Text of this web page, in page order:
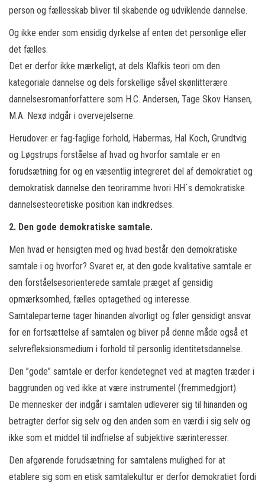
person og fællesskab bliver til skabende og udviklende dannelse.
Og ikke ender som ensidig dyrkelse af enten det personlige eller
det fælles.
Det er derfor ikke mærkeligt, at dels Klafkis teori om den
kategoriale dannelse og dels forskellige såvel skønlitterære
dannelsesromanforfattere som H.C. Andersen, Tage Skov Hansen,
M.A. Nexø indgår i overvejelserne.
Herudover er fag-faglige forhold, Habermas, Hal Koch, Grundtvig
og Løgstrups forståelse af hvad og hvorfor samtale er en
forudsætning for og en væsentlig integreret del af demokratiet og
demokratisk dannelse den teoriramme hvori HH`s demokratiske
dannelsesteoretiske position kan indkredses.
2. Den gode demokratiske samtale.
Men hvad er hensigten med og hvad består den demokratiske
samtale i og hvorfor? Svaret er, at den gode kvalitative samtale er
den forståelsesorienterede samtale præget af gensidig
opmærksomhed, fælles optagethed og interesse.
Samtaleparterne tager hinanden alvorligt og føler gensidigt ansvar
for en fortsættelse af samtalen og bliver på denne måde også et
selvrefleksionsmedium i forhold til personlig identitetsdannelse.
Den ”gode” samtale er derfor kendetegnet ved at magten træder i
baggrunden og ved ikke at være instrumentel (fremmedgjort).
De mennesker der indgår i samtalen udleverer sig til hinanden og
betragter derfor sig selv og den anden som en værdi i sig selv og
ikke som et middel til indfrielse af subjektive særinteresser.
Den afgørende forudsætning for samtalens mulighed for at
etablere sig som en etisk samtalekultur er derfor demokratiet fordi